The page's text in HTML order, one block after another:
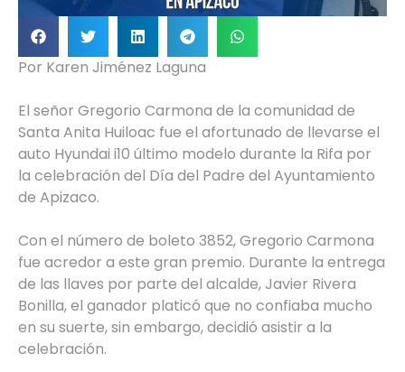
Por Karen Jiménez Laguna
El señor Gregorio Carmona de la comunidad de
Santa Anita Huiloac fue el afortunado de llevarse el
auto Hyundai i10 último modelo durante la Rifa por
la celebración del Día del Padre del Ayuntamiento
de Apizaco.
Con el número de boleto 3852, Gregorio Carmona
fue acredor a este gran premio. Durante la entrega
de las llaves por parte del alcalde, Javier Rivera
Bonilla, el ganador platicó que no confiaba mucho
en su suerte, sin embargo, decidió asistir a la
celebración.